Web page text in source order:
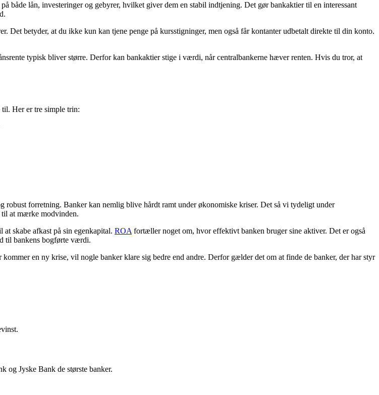
både lån, investeringer og gebyrer, hvilket giver dem en stabil indtjening. Det gør bankaktier til en interessant
Det betyder, at du ikke kun kan tjene penge på kursstigninger, men også får kontanter udbetalt direkte til din konto.
typisk bliver større. Derfor kan bankaktier stige i værdi, når centralbankerne hæver renten. Hvis du tror, at
Her er tre simple trin:
forretning. Banker kan nemlig blive hårdt ramt under økonomiske kriser. Det så vi tydeligt under
til at mærke modvinden.
skabe afkast på sin egenkapital. ROA fortæller noget om, hvor effektivt banken bruger sine aktiver. Det er også
til bankens bogførte værdi.
en ny krise, vil nogle banker klare sig bedre end andre. Derfor gælder det om at finde de banker, der har styr
og Jyske Bank de største banker.